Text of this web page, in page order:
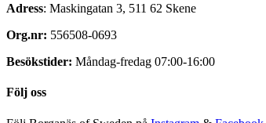
Adress: Maskingatan 3, 511 62 Skene
Org.nr: 556508-0693
Besökstider: Måndag-fredag 07:00-16:00
Följ oss